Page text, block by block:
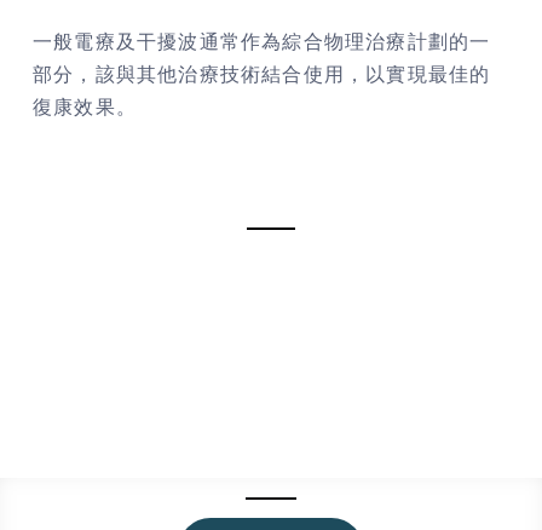
一般電療及干擾波通常作為綜合物理治療計劃的一
部分，該與其他治療技術結合使用，以實現最佳的
復康效果。